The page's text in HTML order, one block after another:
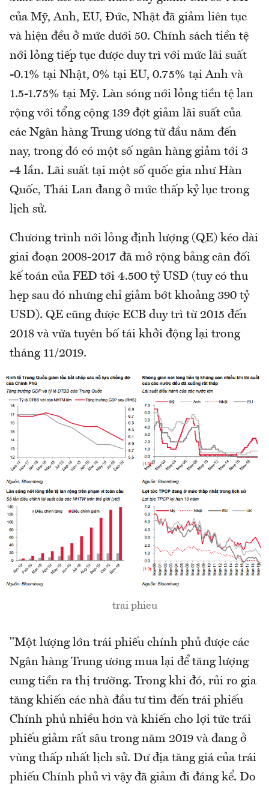
của Mỹ, Anh, EU, Đức, Nhật đã giảm liên tục
và hiện đều ở mức dưới 50. Chính sách tiền tệ
nới lỏng tiếp tục được duy trì với mức lãi suất
-0.1% tại Nhật, 0% tại EU, 0.75% tại Anh và
1.5-1.75% tại Mỹ. Làn sóng nới lỏng tiền tệ lan
rộng với tổng cộng 139 đợt giảm lãi suất của
các Ngân hàng Trung ương từ đầu năm đến
nay, trong đó có một số ngân hàng giảm tới 3
-4 lần. Lãi suất tại một số quốc gia như Hàn
Quốc, Thái Lan đang ở mức thấp kỷ lục trong
lịch sử.
Chương trình nới lỏng định lượng (QE) kéo dài
giai đoạn 2008-2017 đã mở rộng bảng cân đối
kế toán của FED tới 4.500 tỷ USD (tuy có thu
hẹp sau đó nhưng chỉ giảm bớt khoảng 390 tỷ
USD). QE cũng được ECB duy trì từ 2015 đến
2018 và vừa tuyên bố tái khởi động lại trong
tháng 11/2019.
trai phieu
"Một lượng lớn trái phiếu chính phủ được các
Ngân hàng Trung ương mua lại để tăng lượng
cung tiền ra thị trường. Trong khi đó, rủi ro gia
tăng khiến các nhà đầu tư tìm đến trái phiếu
Chính phủ nhiều hơn và khiến cho lợi tức trái
phiếu giảm rất sâu trong năm 2019 và đang ở
vùng thấp nhất lịch sử. Dư địa tăng giá của trái
phiếu Chính phủ vì vậy đã giảm đi đáng kể. Do